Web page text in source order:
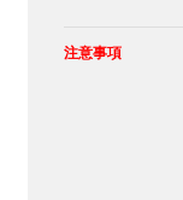
注意事項